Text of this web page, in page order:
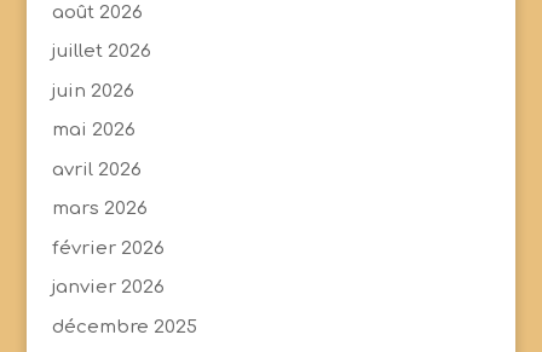
août 2026
juillet 2026
juin 2026
mai 2026
avril 2026
mars 2026
février 2026
janvier 2026
décembre 2025